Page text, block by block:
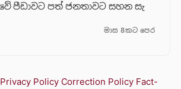
පීඩාවට පත් ජනතාවට සහන සැ
මාස 8කට පෙර
Privacy Policy Correction Policy Fact-